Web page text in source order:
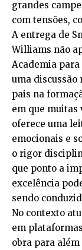
grandes
com tensões,
A entrega de
Williams não
Academia
uma discussão
pais na
em que muitas
oferece uma
emocionais e
o rigor
que ponto a
excelência
sendo
No contexto
em
obra para